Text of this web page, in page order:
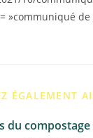
»communiqué de
ÉGALEMENT
du